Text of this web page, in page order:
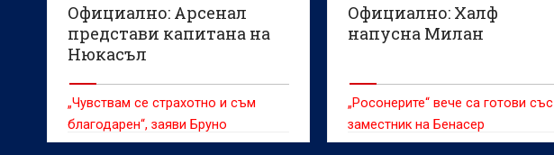
Официално: Арсенал
представи капитана на
Нюкасъл
„Чувствам се страхотно и съм
благодарен“, заяви Бруно
Гимараеш
Официално: Халф
напусна Милан
„Росонерите“ вече са готови със
заместник на Бенасер